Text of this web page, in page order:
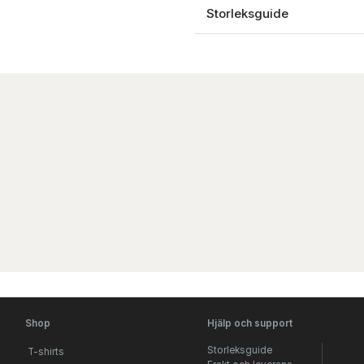
Storleksguide
Shop
T-shirts
Hjälp och support
Storleksguide